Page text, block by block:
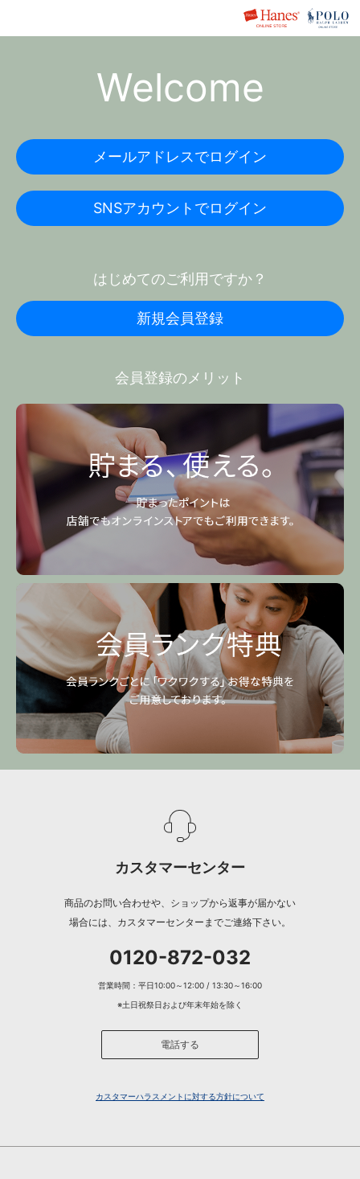
Welcome
メールアドレスでログイン
SNSアカウントでログイン
はじめてのご利用ですか？
新規会員登録
会員登録のメリット
カスタマーセンター
商品のお問い合わせや、ショップから返事が届かない
場合には、カスタマーセンターまでご連絡下さい。
0120-872-032
営業時間：平日10:00～12:00 / 13:30～16:00
※土日祝祭日および年末年始を除く
電話する
カスタマーハラスメントに対する方針について